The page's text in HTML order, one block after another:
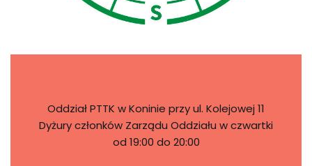
Oddział PTTK w Koninie przy ul. Kolejowej 11
Dyżury członków Zarządu Oddziału w czwartki
od 19:00 do 20:00